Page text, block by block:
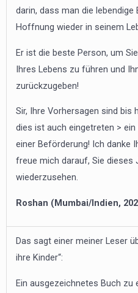
darin, dass man die lebendige
Hoffnung wieder in seinem
Er ist die beste Person, um
Ihres Lebens zu führen und
zurückzugeben!
Sir, Ihre Vorhersagen sind bis
dies ist auch eingetreten >
einer Beförderung! Ich danke
freue mich darauf, Sie dieses
wiederzusehen.
Roshan (Mumbai/Indien,
Das sagt einer meiner Leser
ihre Kinder“:
Ein ausgezeichnetes Buch zu